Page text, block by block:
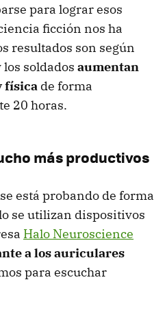
para lograr esos
ficción nos ha
resultados son según
soldados aumentan
física de forma
20 horas.
más productivos
está probando de forma
se utilizan dispositivos
Halo Neuroscience
a los auriculares
para escuchar